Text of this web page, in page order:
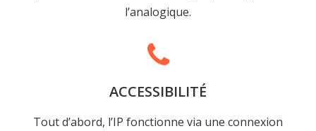
l’analogique.
ACCESSIBILITÉ
Tout d’abord, l’IP fonctionne via une connexion